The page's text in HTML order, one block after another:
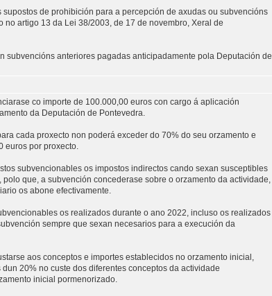
de prohibición para a percepción de axudas ou subvencións
no artigo 13 da Lei 38/2003, de 17 de novembro, Xeral de
subvencións anteriores pagadas anticipadamente pola Deputación de
co importe de 100.000,00 euros con cargo á aplicación
da Deputación de Pontevedra.
cada proxecto non poderá exceder do 70% do seu orzamento e
euros por proxecto.
subvencionables os impostos indirectos cando sexan susceptibles
que, a subvención concederase sobre o orzamento da actividade,
os abone efectivamente.
os realizados durante o ano 2022, incluso os realizados
sempre que sexan necesarios para a execución da
aos conceptos e importes establecidos no orzamento inicial,
20% no custe dos diferentes conceptos da actividade
inicial pormenorizado.